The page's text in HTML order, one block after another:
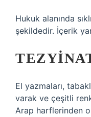
Hukuk alanında
şekildedir. İçerik
El yazmaları,
varak ve çeşitli
Arap harflerinden